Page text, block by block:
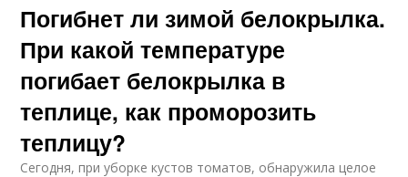
Погибнет ли зимой белокрылка.
При какой температуре
погибает белокрылка в
теплице, как проморозить
теплицу?
Сегодня, при уборке кустов томатов, обнаружила целое